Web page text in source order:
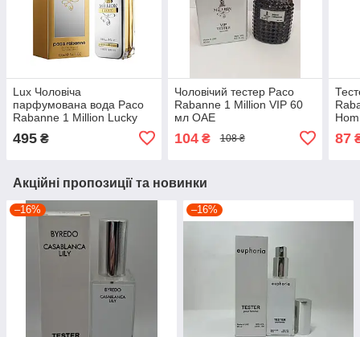
Lux Чоловіча
парфумована вода Paco
Rabanne 1 Million Lucky
(Пако раббан Ван мільйон
лакі) 100 мл
495 ₴
Чоловічий тестер Paco
Rabanne 1 Million VIP 60
мл ОАЕ
104₴ 108 ₴ 87
Акційні пропозиції та новинки
–16% –16%